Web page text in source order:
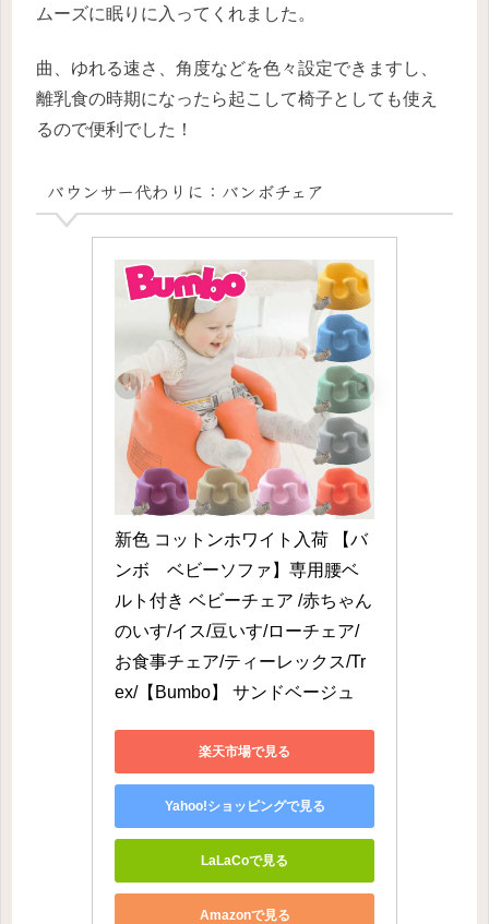
ムーズに眠りに入ってくれました。
曲、ゆれる速さ、角度などを色々設定できますし、
離乳食の時期になったら起こして椅子としても使え
るので便利でした！
バウンサー代わりに：バンボチェア
新色 コットンホワイト入荷 【バ
ンボ　ベビーソファ】専用腰ベ
ルト付き ベビーチェア /赤ちゃん
のいす/イス/豆いす/ローチェア/
お食事チェア/ティーレックス/Tr
ex/【Bumbo】 サンドベージュ
楽天市場で見る
Yahoo!ショッピングで見る
LaLaCoで見る
Amazonで見る